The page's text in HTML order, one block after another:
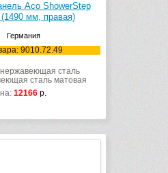
Aco ShowerStep
мм, правая)
Германия
9010.72.49
сталь
сталь матовая
12166 р.